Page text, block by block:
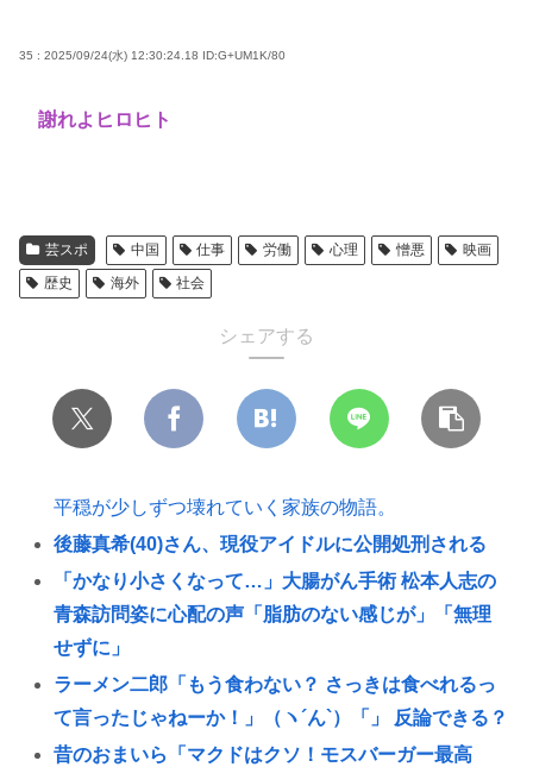
35 : 2025/09/24(水) 12:30:24.18 ID:G+UM1K/80
謝れよヒロヒト
芸スポ 中国 仕事 労働 心理 憎悪
映画
歴史
海外 社会
シェアする
平穏が少しずつ壊れていく家族の物語。
後藤真希(40)さん、現役アイドルに公開処刑される
「かなり小さくなって…」大腸がん手術 松本人志の
青森訪問姿に心配の声「脂肪のない感じが」「無理
せずに」
ラーメン二郎「もう食わない？ さっきは食べれるっ
て言ったじゃねーか！」（ヽ´ん`）「」 反論できる？
昔のおまいら「マクドはクソ！モスバーガー最高